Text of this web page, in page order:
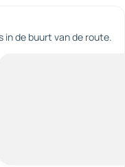
in de buurt van de route.